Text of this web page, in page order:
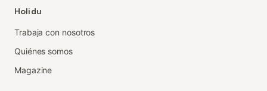
Holidu
Trabaja con nosotros
Quiénes somos
Magazine